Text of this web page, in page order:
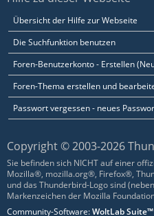
Übersicht der Hilfe zur Webseite
Die Suchfunktion benutzen
Foren-Benutzerkonto - Erstellen
Foren-Thema erstellen und
Passwort vergessen - neues
Copyright © 2003-2026
Sie befinden sich NICHT auf einer
Mozilla®, mozilla.org®, Firefox®,
und das Thunderbird-Logo sind
Markenzeichen der Mozilla
Community-Software:WoltLab Suite™